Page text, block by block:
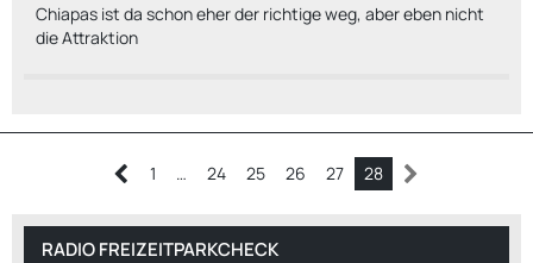
Chiapas ist da schon eher der richtige weg, aber eben nicht
die Attraktion
1 … 24 25 26 27 28
RADIO FREIZEITPARKCHECK